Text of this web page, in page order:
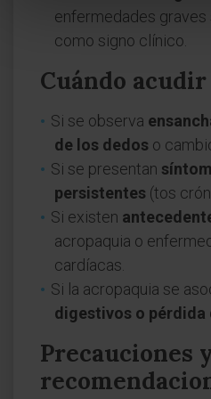
enfermedades
como signo clínico.
Cuándo
Si se observa
de los dedos o
Si se presentan
persistentes (tos
Si existen
acropaquia o
cardíacas.
Si la acropaquia se
digestivos o pérdida
Precauciones